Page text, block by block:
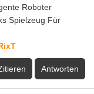
Roboter
Spielzeug Für
Antworten